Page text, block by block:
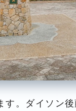
。ダイソン後